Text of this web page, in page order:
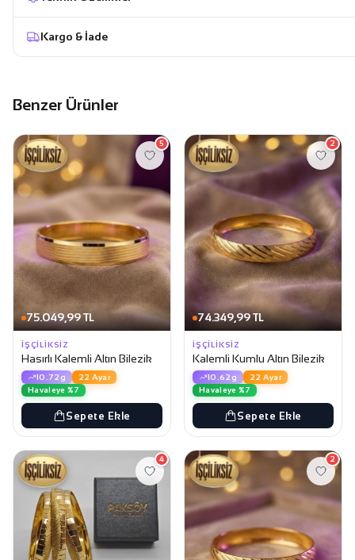
Kargo & İade
Benzer Ürünler
75.049,99 TL
5
İŞÇILIKSIZ
Hasırlı Kalemli Altın Bilezik
10.72g
22 Ayar
Havaleye %7
Sepete Ekle
74.349,99 TL
2
İŞÇILIKSIZ
Kalemli Kumlu Altın Bilezik
10.62g
22 Ayar
Havaleye %7
Sepete Ekle
4 2